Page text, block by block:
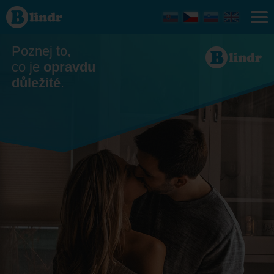
Seznamka
- On
hledá ji
Poznej to,
co je opravdu
důležité.